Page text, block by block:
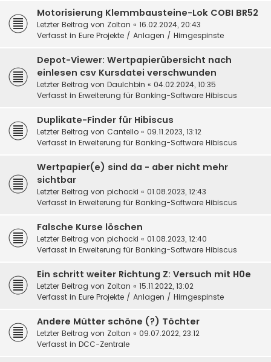
Motorisierung Klemmbausteine-Lok COBI BR52
Letzter Beitrag von Zoltan « 16.02.2024, 20:43
Verfasst in Eure Projekte / Anlagen / Hirngespinste
Depot-Viewer: Wertpapierübersicht nach
einlesen csv Kursdatei verschwunden
Letzter Beitrag von DauIchbin « 04.02.2024, 10:35
Verfasst in Erweiterung für Banking-Software Hibiscus
Duplikate-Finder für Hibiscus
Letzter Beitrag von Cantello « 09.11.2023, 13:12
Verfasst in Erweiterung für Banking-Software Hibiscus
Wertpapier(e) sind da - aber nicht mehr
sichtbar
Letzter Beitrag von pichocki « 01.08.2023, 12:43
Verfasst in Erweiterung für Banking-Software Hibiscus
Falsche Kurse löschen
Letzter Beitrag von pichocki « 01.08.2023, 12:40
Verfasst in Erweiterung für Banking-Software Hibiscus
Ein schritt weiter Richtung Z: Versuch mit H0e
Letzter Beitrag von Zoltan « 15.11.2022, 13:02
Verfasst in Eure Projekte / Anlagen / Hirngespinste
Andere Mütter schöne (?) Töchter
Letzter Beitrag von Zoltan « 09.07.2022, 23:12
Verfasst in DCC-Zentrale